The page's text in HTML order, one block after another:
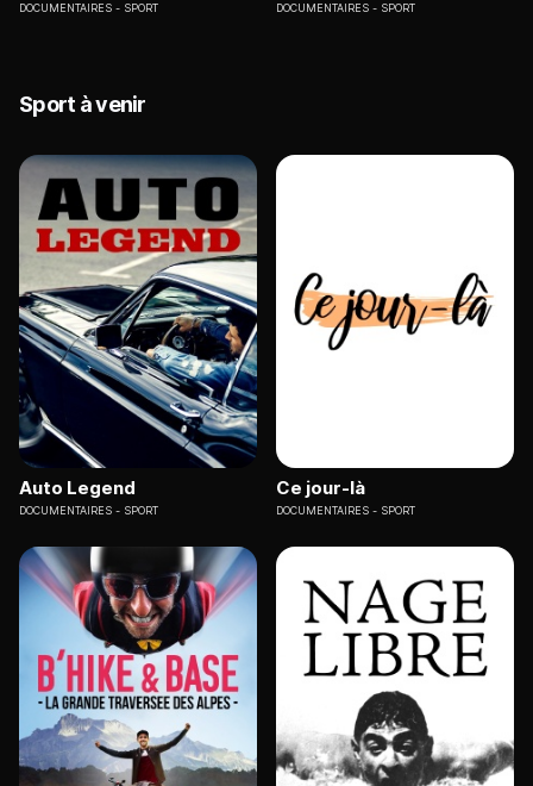
DOCUMENTAIRES SPORT DOCUMENTAIRES SPORT
Sport à venir
Auto Legend
DOCUMENTAIRES SPORT
Ce jour-là
DOCUMENTAIRES SPORT